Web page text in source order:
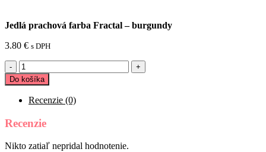
Jedlá prachová farba Fractal – burgundy
3.80 € s DPH
množstvo
Jedlá
prachová
farba
Fractal
burgundy
Do košíka
Recenzie (0)
Recenzie
Nikto zatiaľ nepridal hodnotenie.